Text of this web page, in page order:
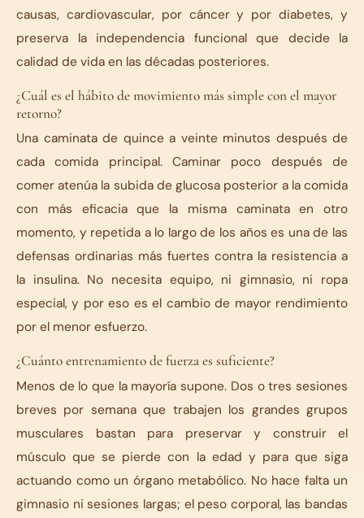
causas, cardiovascular, por cáncer y por diabetes, y
preserva la independencia funcional que decide la
calidad de vida en las décadas posteriores.
¿Cuál es el hábito de movimiento más simple con el mayor
retorno?
Una caminata de quince a veinte minutos después de
cada comida principal. Caminar poco después de
comer atenúa la subida de glucosa posterior a la comida
con más eficacia que la misma caminata en otro
momento, y repetida a lo largo de los años es una de las
defensas ordinarias más fuertes contra la resistencia a
la insulina. No necesita equipo, ni gimnasio, ni ropa
especial, y por eso es el cambio de mayor rendimiento
por el menor esfuerzo.
¿Cuánto entrenamiento de fuerza es suficiente?
Menos de lo que la mayoría supone. Dos o tres sesiones
breves por semana que trabajen los grandes grupos
musculares bastan para preservar y construir el
músculo que se pierde con la edad y para que siga
actuando como un órgano metabólico. No hace falta un
gimnasio ni sesiones largas; el peso corporal, las bandas